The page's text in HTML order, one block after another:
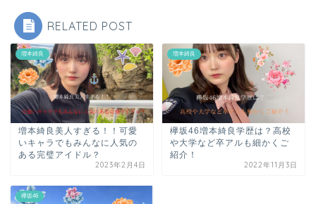
RELATED POST
増本綺良
増本綺良美人すぎる！！可愛
いキャラでもみんなに人気の
ある完璧アイドル？
2023年2月4日
増本綺良
欅坂46増本綺良学歴は？高校
や大学など卒アルも細かくご
紹介！
2022年11月3日
欅坂46